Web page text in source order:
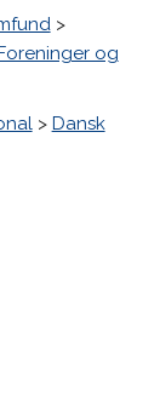
>
og
> Dansk